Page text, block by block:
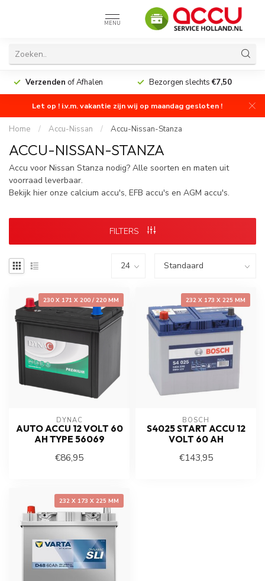
MENU
Verzenden of Afhalen Bezorgen slechts€7,50
Let op ! i.v.m. vakantie zijn wij op maandag gesloten !
Home / Accu-Nissan / Accu-Nissan-Stanza
ACCU-NISSAN-STANZA
Accu voor Nissan Stanza nodig? Alle soorten en maten uit
voorraad leverbaar.
Bekijk hier onze calcium accu's, EFB accu's en AGM accu's.
FILTERS
230 X 171 X 200 / 220 MM
DYNAC
AUTO ACCU 12 VOLT 60
AH TYPE 56069
€86,95
232 X 173 X 225 MM
BOSCH
S4025 START ACCU 12
VOLT 60 AH
€143,95
232 X 173 X 225 MM